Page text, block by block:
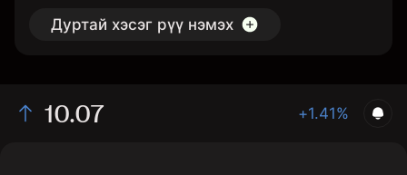
Дуртай хэсэг рүү нэмэх
10.07 +1.41%